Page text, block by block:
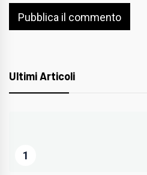
Ultimi Articoli
1